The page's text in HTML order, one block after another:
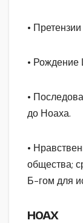
•
• Рождение
•
до Ноаха.
•
общества;
Б-гом для
HOAX